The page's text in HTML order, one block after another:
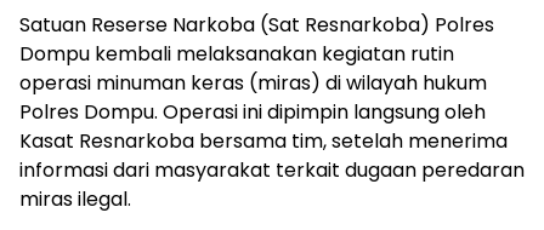
Satuan Reserse Narkoba (Sat Resnarkoba) Polres
Dompu kembali melaksanakan kegiatan rutin
operasi minuman keras (miras) di wilayah hukum
Polres Dompu. Operasi ini dipimpin langsung oleh
Kasat Resnarkoba bersama tim, setelah menerima
informasi dari masyarakat terkait dugaan peredaran
miras ilegal.